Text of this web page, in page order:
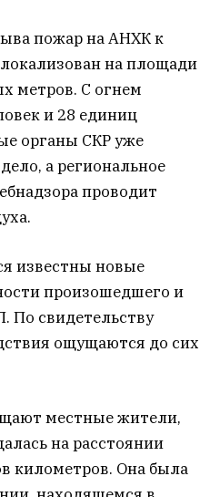
пожар на АНХК к
на площади
метров. С огнем
и 28 единиц
органы СКР уже
а региональное
проводит
известны новые
произошедшего и
По свидетельству
ощущаются до сих
местные жители,
на расстоянии
километров. Она была